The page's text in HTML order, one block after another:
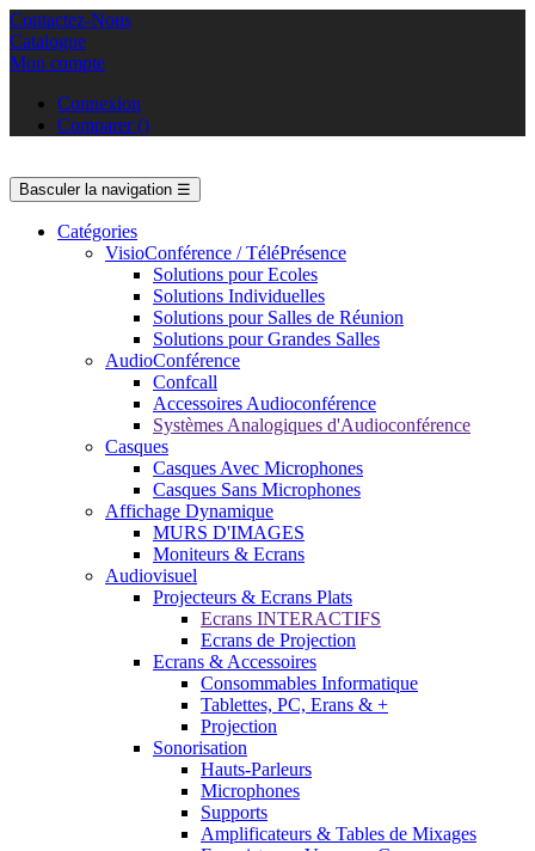
Contactez-Nous
Catalogue
Mon compte
Connexion
Comparer()
Basculer la navigation ☰
Catégories
VisioConférence / TéléPrésence
Solutions pour Ecoles
Solutions Individuelles
Solutions pour Salles de Réunion
Solutions pour Grandes Salles
AudioConférence
Confcall
Accessoires Audioconférence
Systèmes Analogiques d'Audioconférence
Casques
Casques Avec Microphones
Casques Sans Microphones
Affichage Dynamique
MURS D'IMAGES
Moniteurs & Ecrans
Audiovisuel
Projecteurs & Ecrans Plats
Ecrans INTERACTIFS
Ecrans de Projection
Ecrans & Accessoires
Consommables Informatique
Tablettes, PC, Erans & +
Projection
Sonorisation
Hauts-Parleurs
Microphones
Supports
Amplificateurs & Tables de Mixages